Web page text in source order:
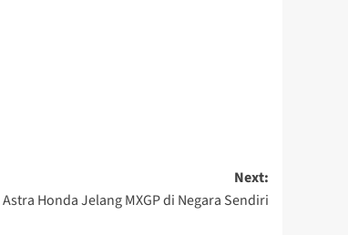
Next:
Honda Jelang MXGP di Negara Sendiri